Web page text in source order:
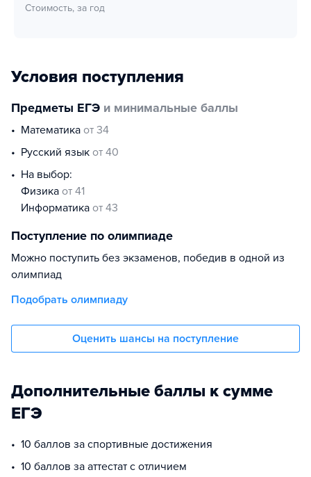
Стоимость, за год
Условия поступления
Предметы ЕГЭ и минимальные баллы
математика от 34
русский язык от 40
На выбор:
физика от 41
информатика от 43
Поступление по олимпиаде
Можно поступить без экзаменов, победив в одной из
олимпиад
Подобрать олимпиаду
Оценить шансы на поступление
Дополнительные баллы к сумме
ЕГЭ
10 баллов за спортивные достижения
10 баллов за аттестат с отличием